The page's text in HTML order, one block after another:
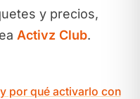
y precios,
Activz Club.
por qué activarlo con